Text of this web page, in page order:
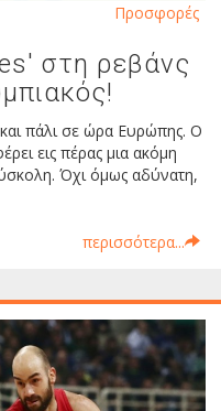
στη ρεβάνς
πάλι σε ώρα Ευρώπης. Ο
εις πέρας μια ακόμη
Όχι όμως αδύνατη,
περισσότερα...
Προσφορές